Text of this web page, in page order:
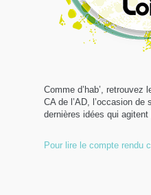
Comme d’hab’, retrouvez
CA de l’AD, l’occasion de
dernières idées qui agitent
Pour lire le compte rendu